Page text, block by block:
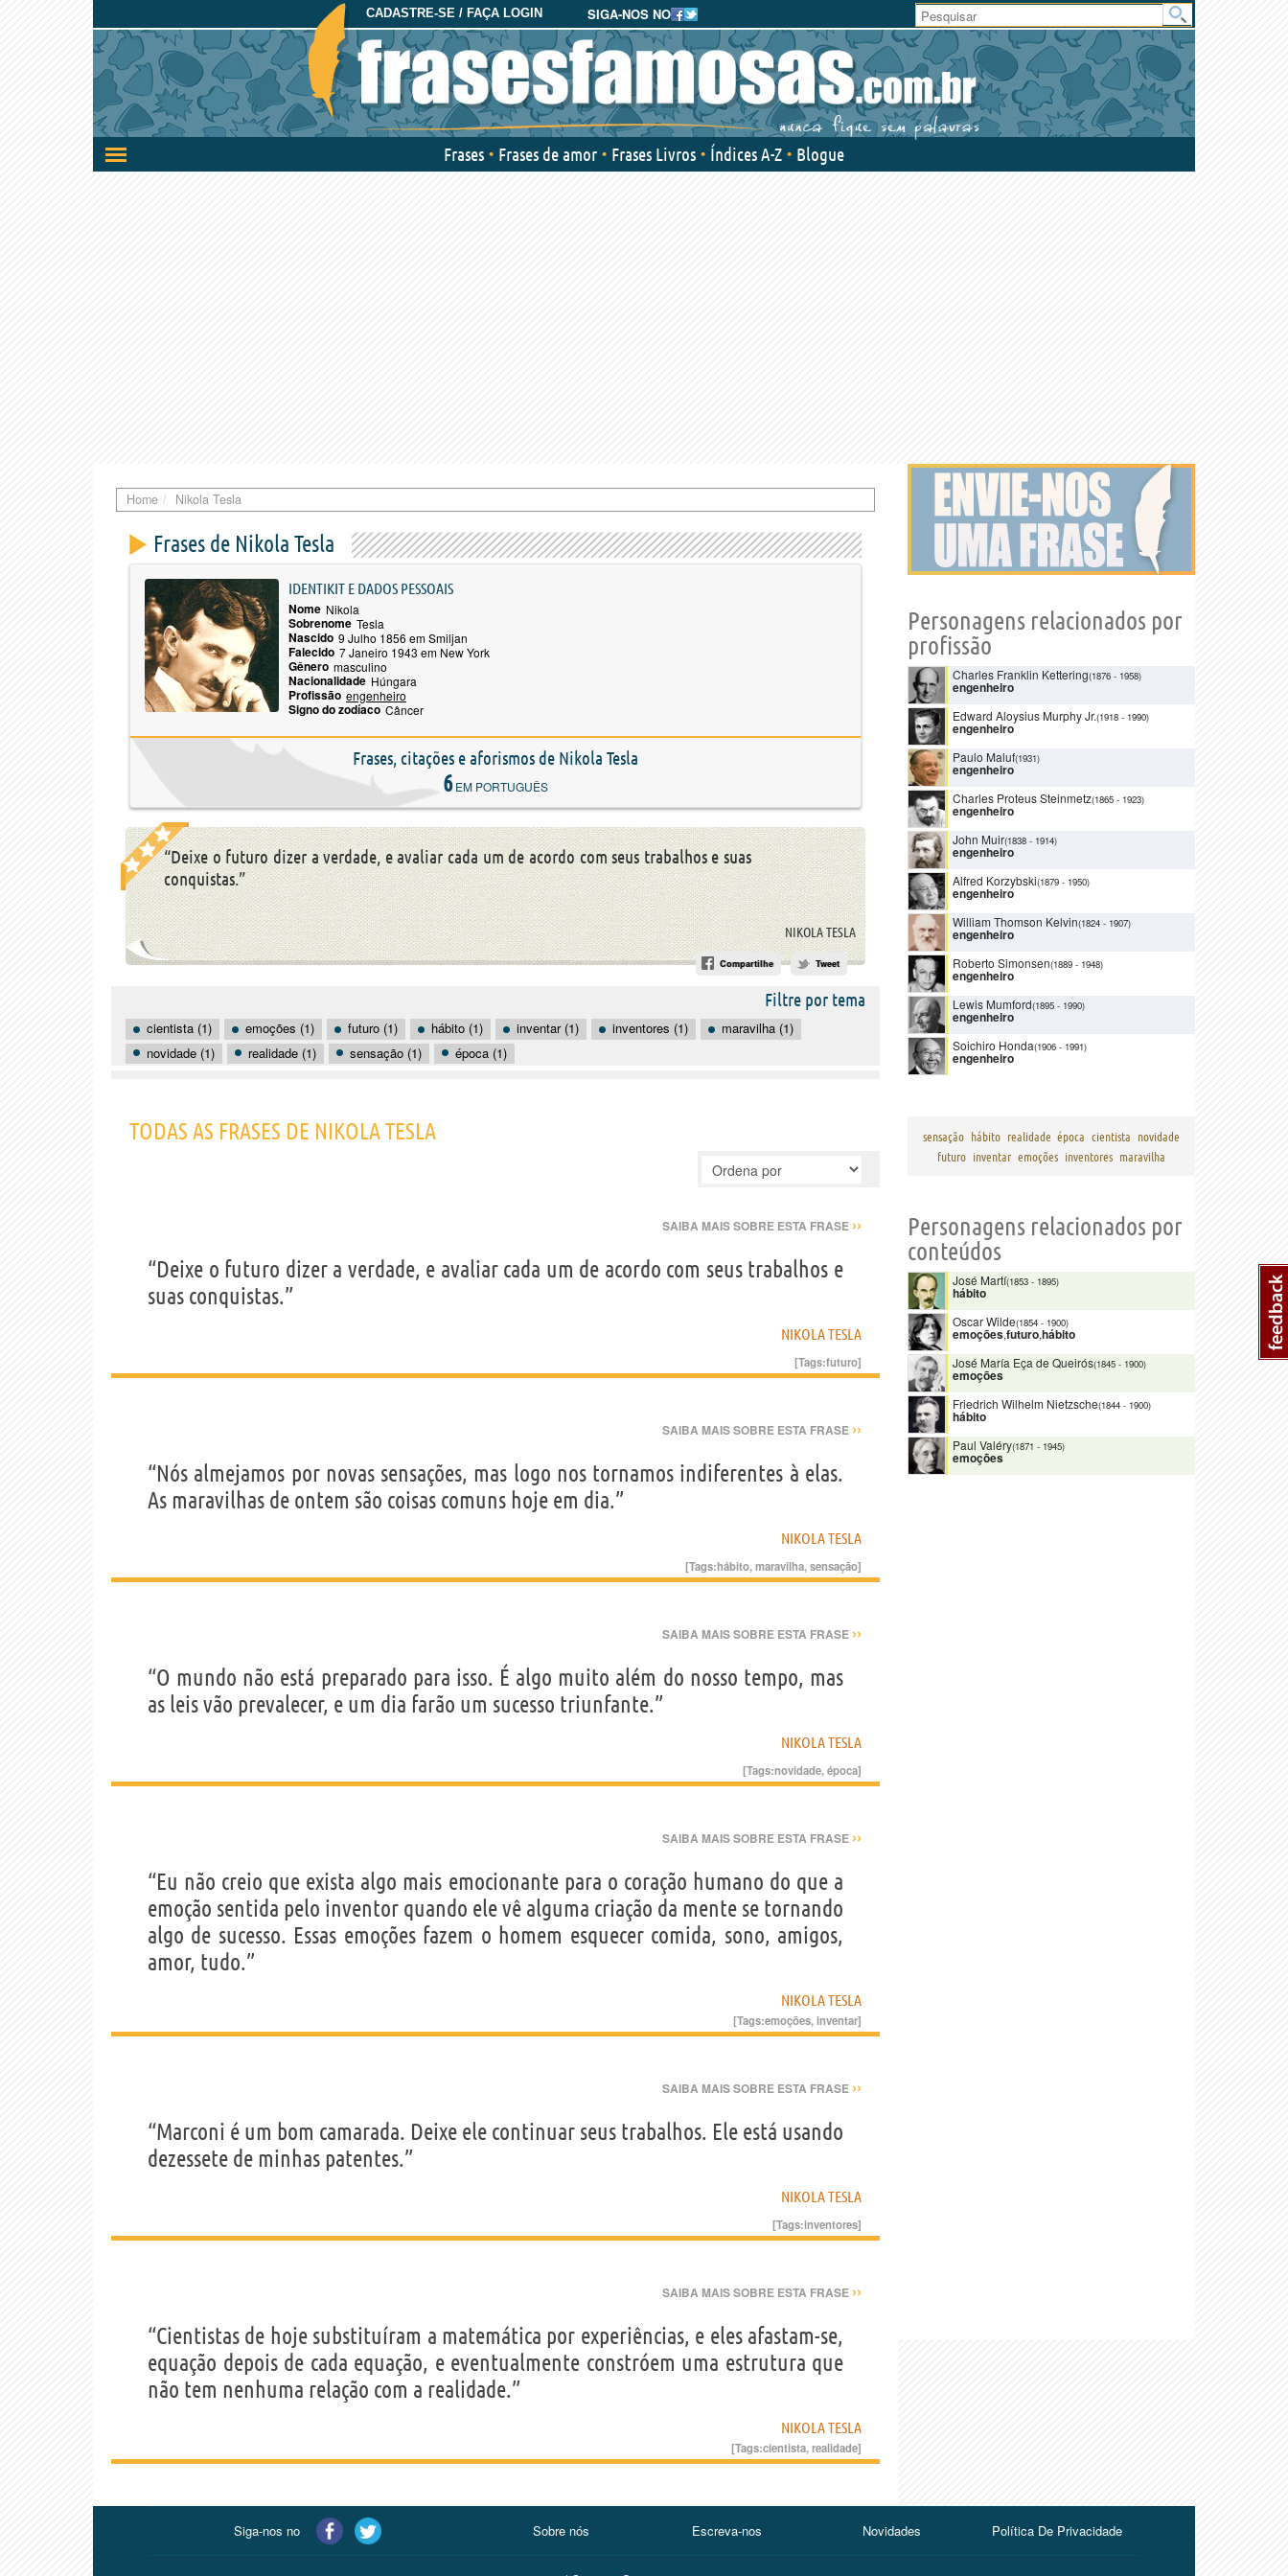
SIGA-NOS NO
CADASTRE-SE / FAÇA LOGIN
Ativar/desativar
a
Área
do
Usuário
Frases Frases de amor Frases Livros Índices A-Z Blogue
Home Nikola Tesla
Frases de Nikola Tesla
IDENTIKIT E DADOS PESSOAIS
Nome Nikola
Sobrenome Tesla
Nascido 9 Julho 1856 em Smiljan
Falecido 7 Janeiro 1943 em New York
Gênero masculino
Nacionalidade Húngara
Profissão engenheiro
Signo do zodíaco Câncer
Frases, citações e aforismos de Nikola Tesla
6EM PORTUGUÊS
“Deixe o futuro dizer a verdade, e avaliar cada um de acordo com seus trabalhos e suas
conquistas.”
NIKOLA TESLA
Compartilhe Tweet
Filtre por tema
cientista (1) emoções (1) futuro (1) hábito (1) inventar (1) inventores (1)
maravilha (1)
novidade (1)
realidade (1) sensação (1) época (1)
TODAS AS FRASES DE NIKOLA TESLA
SAIBA MAIS SOBRE ESTA FRASE ››
“Deixe o futuro dizer a verdade, e avaliar cada um de acordo com seus trabalhos e
suas conquistas.”
NIKOLA TESLA
[Tags:futuro]
SAIBA MAIS SOBRE ESTA FRASE ››
“Nós almejamos por novas sensações, mas logo nos tornamos indiferentes à elas.
As maravilhas de ontem são coisas comuns hoje em dia.”
NIKOLA TESLA
[Tags:hábito,maravilha,sensação]
SAIBA MAIS SOBRE ESTA FRASE ››
“O mundo não está preparado para isso. É algo muito além do nosso tempo, mas
as leis vão prevalecer, e um dia farão um sucesso triunfante.”
NIKOLA TESLA
[Tags:novidade,época]
SAIBA MAIS SOBRE ESTA FRASE ››
“Eu não creio que exista algo mais emocionante para o coração humano do que a
emoção sentida pelo inventor quando ele vê alguma criação da mente se tornando
algo de sucesso. Essas emoções fazem o homem esquecer comida, sono, amigos,
amor, tudo.”
NIKOLA TESLA
[Tags:emoções,inventar]
SAIBA MAIS SOBRE ESTA FRASE ››
“Marconi é um bom camarada. Deixe ele continuar seus trabalhos. Ele está usando
dezessete de minhas patentes.”
NIKOLA TESLA
[Tags:inventores]
SAIBA MAIS SOBRE ESTA FRASE ››
“Cientistas de hoje substituíram a matemática por experiências, e eles afastam-se,
equação depois de cada equação, e eventualmente constróem uma estrutura que
não tem nenhuma relação com a realidade.”
NIKOLA TESLA
[Tags:cientista,realidade]
Personagens relacionados por
profissão
Charles Franklin Kettering(1876 - 1958)
engenheiro
Edward Aloysius Murphy Jr.(1918 - 1990)
engenheiro
Paulo Maluf(1931)
engenheiro
Charles Proteus Steinmetz(1865 - 1923)
engenheiro
John Muir(1838 - 1914)
engenheiro
Alfred Korzybski(1879 - 1950)
engenheiro
William Thomson Kelvin(1824 - 1907)
engenheiro
Roberto Simonsen(1889 - 1948)
engenheiro
Lewis Mumford(1895 - 1990)
engenheiro
Soichiro Honda(1906 - 1991)
engenheiro
sensação hábito realidade época cientista
novidade
futuro inventar emoções inventores maravilha
Personagens relacionados por
conteúdos
José Martí(1853 - 1895)
hábito
Oscar Wilde(1854 - 1900)
emoções,futuro,hábito
José María Eça de Queirós(1845 - 1900)
emoções
Friedrich Wilhelm Nietzsche(1844 - 1900)
hábito
Paul Valéry(1871 - 1945)
emoções
Siga-nos no Sobre nós Escreva-nos Novidades Política De Privacidade